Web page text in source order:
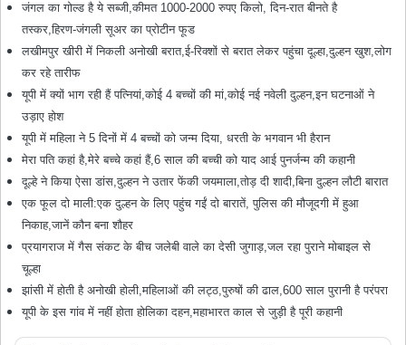
जंगल का गोल्ड है ये सब्जी,कीमत 1000-2000 रुपए किलो, दिन-रात बीनते है
तस्कर,हिरण-जंगली सूअर का प्रोटीन फूड
लखीमपुर खीरी में निकली अनोखी बरात,ई-रिक्शों से बरात लेकर पहुंचा दूल्हा,दुल्हन खुश,लोग
कर रहे तारीफ
यूपी में क्यों भाग रही हैं पत्नियां,कोई 4 बच्चों की मां,कोई नई नवेली दुल्हन,इन घटनाओं ने
उड़ाए होश
यूपी में महिला ने 5 दिनों में 4 बच्चों को जन्म दिया, धरती के भगवान भी हैरान
मेरा पति कहां है,मेरे बच्चे कहां हैं,6 साल की बच्ची को याद आई पुनर्जन्म की कहानी
दूल्हे ने किया ऐसा डांस,दुल्हन ने उतार फेंकी जयमाला,तोड़ दी शादी,बिना दुल्हन लौटी बारात
एक फूल दो माली:एक दुल्हन के लिए पहुंच गईं दो बारातें, पुलिस की मौजूदगी में हुआ
निकाह,जानें कौन बना शौहर
प्रयागराज में गैस संकट के बीच जलेबी वाले का देसी जुगाड़,जल रहा पुराने मोबाइल से
चूल्हा
झांसी में होती है अनोखी होली,महिलाओं की लट्ठ,पुरुषों की ढाल,600 साल पुरानी है परंपरा
यूपी के इस गांव में नहीं होता होलिका दहन,महाभारत काल से जुड़ी है पूरी कहानी